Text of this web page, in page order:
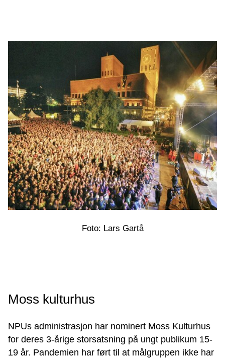
Foto: Lars Gartå
Moss kulturhus
NPUs administrasjon har nominert Moss Kulturhus
for deres 3-årige storsatsning på ungt publikum 15-
19 år. Pandemien har ført til at målgruppen ikke har